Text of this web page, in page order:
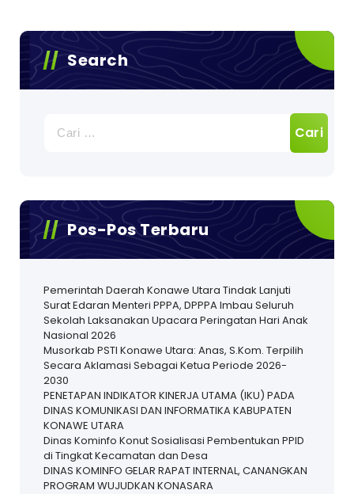
Search
untuk:
Pos-Pos Terbaru
Pemerintah Daerah Konawe Utara Tindak Lanjuti
Surat Edaran Menteri PPPA, DPPPA Imbau Seluruh
Sekolah Laksanakan Upacara Peringatan Hari Anak
Nasional 2026
Musorkab PSTI Konawe Utara: Anas, S.Kom. Terpilih
Secara Aklamasi Sebagai Ketua Periode 2026-
2030
PENETAPAN INDIKATOR KINERJA UTAMA (IKU) PADA
DINAS KOMUNIKASI DAN INFORMATIKA KABUPATEN
KONAWE UTARA
Dinas Kominfo Konut Sosialisasi Pembentukan PPID
di Tingkat Kecamatan dan Desa
DINAS KOMINFO GELAR RAPAT INTERNAL, CANANGKAN
PROGRAM WUJUDKAN KONASARA